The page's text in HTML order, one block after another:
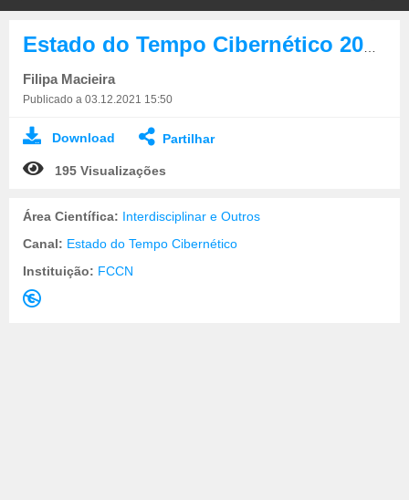
Filipa Macieira
Publicado a 03.12.2021 15:50
Download Partilhar
195 Visualizações
Área Científica: Interdisciplinar e Outros
Canal: Estado do Tempo Cibernético
Instituição: FCCN